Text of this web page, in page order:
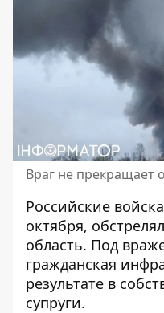
Враг не прекращает
Российские
октября,
область. Под
гражданская
результате в
супруги.